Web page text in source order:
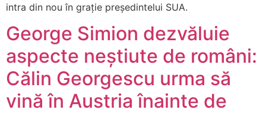
intra din nou în grație președintelui SUA.
George Simion dezvăluie
aspecte neștiute de români:
Călin Georgescu urma să
vină în Austria înainte de